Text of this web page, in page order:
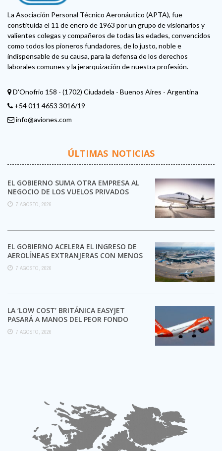
La Asociación Personal Técnico Aeronáutico (APTA), fue
constituida el 11 de enero de 1963 por un grupo de visionarios y
valientes colegas y compañeros de todas las edades, convencidos
como todos los pioneros fundadores, de lo justo, noble e
indispensable de su causa, para la defensa de los derechos
laborales comunes y la jerarquización de nuestra profesión.
D'Onofrio 158 - (1702) Ciudadela - Buenos Aires - Argentina
+54 011 4653 3016/19
info@aviones.com
ÚLTIMAS NOTICIAS
EL GOBIERNO SUMA OTRA EMPRESA AL
NEGOCIO DE LOS VUELOS PRIVADOS
7 AGOSTO, 2026
EL GOBIERNO ACELERA EL INGRESO DE
AEROLÍNEAS EXTRANJERAS CON MENOS
TRÁMITES
7 AGOSTO, 2026
LA ‘LOW COST’ BRITÁNICA EASYJET
PASARÁ A MANOS DEL PEOR FONDO
POSIBLE:
7 AGOSTO, 2026